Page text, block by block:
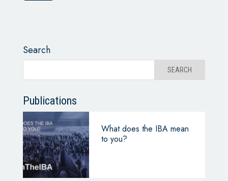
Search
Publications
What does the IBA mean
to you?